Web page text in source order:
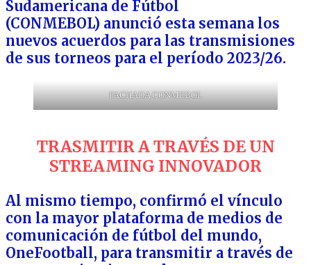
Sudamericana de Fútbol
(CONMEBOL) anunció esta semana los
nuevos acuerdos para las transmisiones
de sus torneos para el período 2023/26.
FACHADA CONMEBOL
TRASMITIR A TRAVÉS DE UN
STREAMING INNOVADOR
Al mismo tiempo, confirmó el vínculo
con la mayor plataforma de medios de
comunicación de fútbol del mundo,
OneFootball, para transmitir a través de